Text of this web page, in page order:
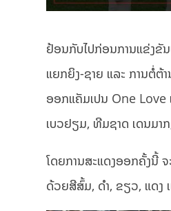
ຢ້ອນກັບໄປກ່ອນການແຂ່ງຂັນ
ແຍກຍິງ-ຊາຍ ແລະ ການຕໍ່ຕ້
ອອກແຄັມເປນ One Love
ເບວຢຽມ, ທີມຊາດ ເດນມາ
ໂດຍການສະແດງອອກຄັ້ງນີ້
ດ້ວຍສີສົ້ມ, ດຳ, ຂຽວ, ແດງ